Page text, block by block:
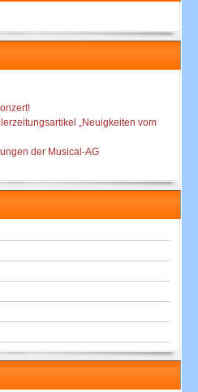
„Neuigkeiten vom
der Musical-AG